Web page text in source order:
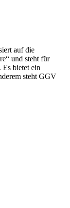
auf die
und steht für
bietet ein
steht GGV